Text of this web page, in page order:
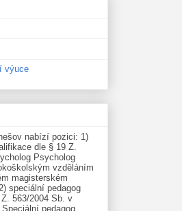
výuce
nabízí pozici: 1)
dle § 19 Z.
Psycholog
vzděláním
magisterském
speciální pedagog
563/2004 Sb. v
pedagog